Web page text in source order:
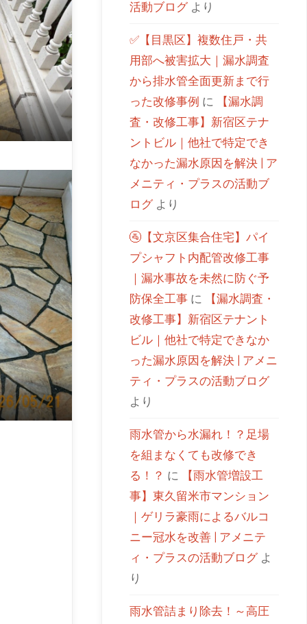
活動ブログより
✅【目黒区】複数住戸・共
用部へ被害拡大｜漏水調査
から排水管全面更新まで行
った改修事例 に
【漏水調
査・改修工事】新宿区テナ
ントビル｜他社で特定でき
なかった漏水原因を解決 | ア
メニティ・プラスの活動ブ
ログより
🚰【文京区集合住宅】パイ
プシャフト内配管改修工事
｜漏水事故を未然に防ぐ予
防保全工事 に
【漏水調査・
改修工事】新宿区テナント
ビル｜他社で特定できなか
った漏水原因を解決 | アメニ
ティ・プラスの活動ブログ
より
雨水管から水漏れ！？足場
を組まなくても改修でき
る！？ に
【雨水管増設工
事】東久留米市マンション
｜ゲリラ豪雨によるバルコ
ニー冠水を改善 | アメニテ
ィ・プラスの活動ブログよ
り
雨水管詰まり除去！～高圧